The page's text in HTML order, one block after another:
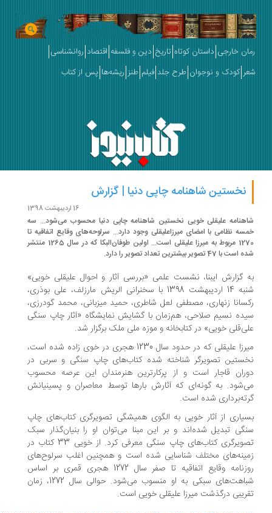
خارجی داستان کوتاه تاریخ دین و فلسفه اقتصاد روانشناسی
کودک و نوجوان طرح جلد فیلم طنز ریشه‌ها پس از کتاب
نخستین شاهنامه چاپی دنیا | گزارش
علیقلی خویی نخستین شاهنامه چاپی دنیا محسوب می‌شود... سه
نظامی با امضای میرزاعلیقلی وجود دارد... سرلوحه‌های وقایع اتفاقیه تا
1270 مربوط به میرزا علیقلی است... اولین طوفان‌البکا که در سال 1265 منتشر
47 تصویر بیشترین تعداد تصویر را دارد.
گزارش ایبنا، نشست علمی «بررسی آثار و احوال علیقلی خویی»
شنبه 14 اردیبهشت 1398 با سخنرانی الریش مارزلف، علی بوذری،
زنهاری، مصطفی لعل شاطری، حمید میزبانی، محمد گودرزی،
نسیم صلاحی، هم‌زمان با گشایش نمایشگاه «آثار چاپ سنگی
خویی» در کتابخانه و موزه ملی ملک برگزار شد.
میرزا علیقلی که در حدود سال 1230 هجری در خوی زاده شده است،
تصویرگر شناخته شده کتاب‌های چاپ سنگی و سربی در
قاجار است و از پرکارترین هنرمندان این عرصه محسوب
به گونه‌ای که آثارش بارها توسط معاصران و پسینیانش
شده است.
از آثار خویی به الگوی همیشگی تصویرگری کتاب‌های چاپ
تبدیل شده‌اند و بر این مبنا می‌توان او را بنیان‌گذار سبک
تصویرگری کتاب‌های چاپ سنگی معرفی کرد. از خویی 33 کتاب در
مختلف شناسایی شده است و همچنین اغلب سرلوح‌های
روزنامه وقایع اتفاقیه تا صفر سال 1272 هجری قمری بر اساس
شباهت‌های سبکی به او منسوب می‌شود. حوالی سال 1272، زمان
درگذشت میرزا علیقلی خویی است.